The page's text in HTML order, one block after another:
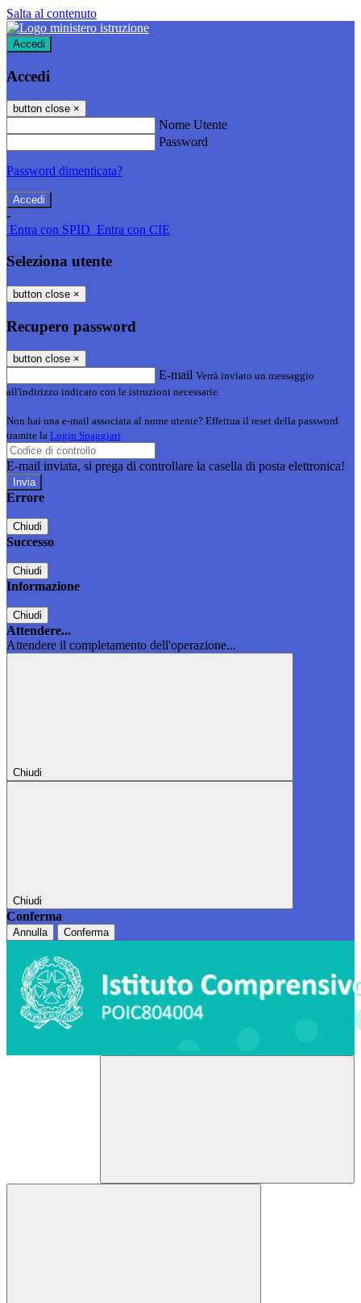
Salta al contenuto
Accedi
Accedi
button close ×
Nome Utente
Password
Password dimenticata?
-
Entra con SPID Entra con CIE
Seleziona utente
button close ×
Recupero password
button close ×
E-mail Verrà inviato un messaggio
all'indirizzo indicato con le istruzioni necessarie.
Non hai una e-mail associata al nome utente? Effettua il reset della password
tramite la Login Spaggiari
E-mail inviata, si prega di controllare la casella di posta elettronica!
Errore
Chiudi
Successo
Chiudi
Informazione
Chiudi
Attendere...
Attendere il completamento dell'operazione...
Chiudi
Chiudi
Conferma
Annulla Conferma